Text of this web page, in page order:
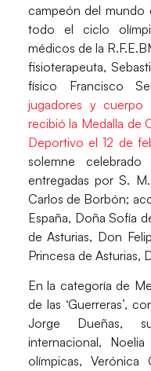
campeón del mundo
todo el ciclo
médicos de la
fisioterapeuta,
físico Francisco
jugadores y cuerpo
recibió la Medalla de
Deportivo el 12 de
solemne
entregadas por S.
Carlos de Borbón;
España, Doña Sofía
de Asturias, Don
Princesa de Asturias,
En la categoría de
de las ‘Guerreras’,
Jorge Dueñas,
internacional,
olímpicas, Verónica